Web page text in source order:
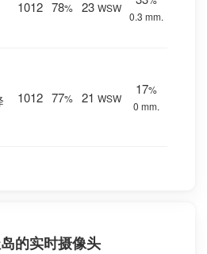
1012 78% 23 WSW
0.3 mm.
1012 77% 21 WSW
17%
0 mm.
的实时摄像头